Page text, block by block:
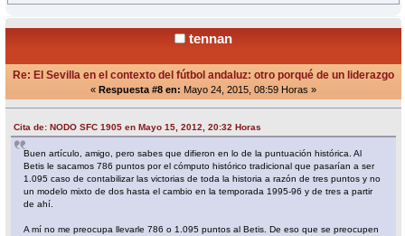
tennan
Re: El Sevilla en el contexto del fútbol andaluz: otro porqué de un liderazgo
« Respuesta #8 en: Mayo 24, 2015, 08:59 Horas »
Cita de: NODO SFC 1905 en Mayo 15, 2012, 20:32 Horas
Buen artículo, amigo, pero sabes que difieron en lo de la puntuación histórica. Al
Betis le sacamos 786 puntos por el cómputo histórico tradicional que pasarían a ser
1.095 caso de contabilizar las victorias de toda la historia a razón de tres puntos y no
un modelo mixto de dos hasta el cambio en la temporada 1995-96 y de tres a partir
de ahí.
A mí no me preocupa llevarle 786 o 1.095 puntos al Betis. De eso que se preocupen